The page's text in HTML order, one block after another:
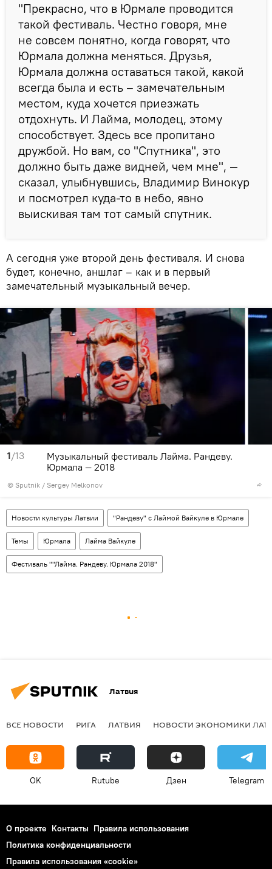
"Прекрасно, что в Юрмале проводится
такой фестиваль. Честно говоря, мне
не совсем понятно, когда говорят, что
Юрмала должна меняться. Друзья,
Юрмала должна оставаться такой, какой
всегда была и есть – замечательным
местом, куда хочется приезжать
отдохнуть. И Лайма, молодец, этому
способствует. Здесь все пропитано
дружбой. Но вам, со "Спутника", это
должно быть даже видней, чем мне", —
сказал, улыбнувшись, Владимир Винокур
и посмотрел куда-то в небо, явно
выискивая там тот самый спутник.
А сегодня уже второй день фестиваля. И снова
будет, конечно, аншлаг – как и в первый
замечательный музыкальный вечер.
1/13
© Sputnik / Sergey Melkonov
Музыкальный фестиваль Лайма. Рандеву.
Юрмала — 2018
Новости культуры Латвии "Рандеву" с Лаймой Вайкуле в Юрмале
Темы Юрмала Лайма Вайкуле
Фестиваль ""Лайма. Рандеву. Юрмала 2018"
Латвия
ВСЕ НОВОСТИ РИГА ЛАТВИЯ НОВОСТИ ЭКОНОМИКИ
OK Rutube Дзен Telegram
О проекте Контакты Правила использования
Политика конфиденциальности
Правила использования «cookie»